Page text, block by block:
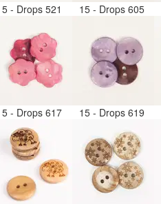
- Drops 521 15 - Drops 605
- Drops 617 15 - Drops 619